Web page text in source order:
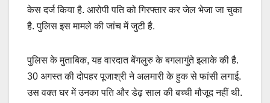
केस दर्ज किया है. आरोपी पति को गिरफ्तार कर जेल भेजा जा चुका
है. पुलिस इस मामले की जांच में जुटी है.
पुलिस के मुताबिक, यह वारदात बेंगलुरु के बगलागुंते इलाके की है.
30 अगस्त की दोपहर पूजाश्री ने अलमारी के हुक से फांसी लगाई.
उस वक्त घर में उनका पति और डेढ़ साल की बच्ची मौजूद नहीं थी.